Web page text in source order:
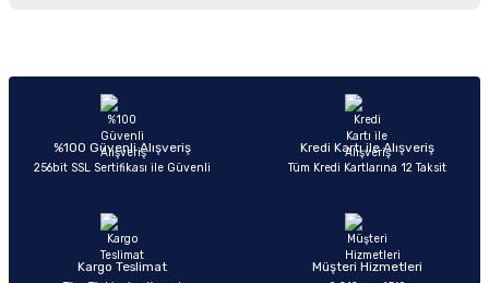
Ürün açıklamasında eksik bilgiler bulunuyor.
Ürün bilgilerinde hatalar bulunuyor.
Ürün fiyatı diğer sitelerden daha pahalı.
Sitemize ilk yorumu siz yapın!
%100 Güvenli Alışveriş
256bit SSL Sertifikası ile Güvenli
Kredi Kartı ile Alışveriş
Tüm Kredi Kartlarına 12 Taksit
Kargo Teslimat Müşteri Hizmetleri